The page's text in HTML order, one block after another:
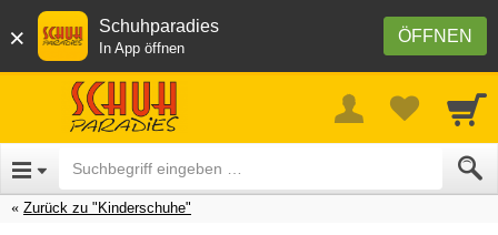
× ÖFFNEN
Schuhparadies
In App öffnen
Zurück zu "Kinderschuhe"